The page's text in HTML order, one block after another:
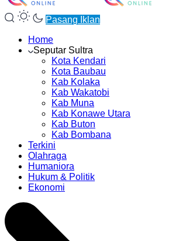
Pasang Iklan
Home
Seputar Sultra
Kota Kendari
Kota Baubau
Kab Kolaka
Kab Wakatobi
Kab Muna
Kab Konawe Utara
Kab Buton
Kab Bombana
Terkini
Olahraga
Humaniora
Hukum & Politik
Ekonomi